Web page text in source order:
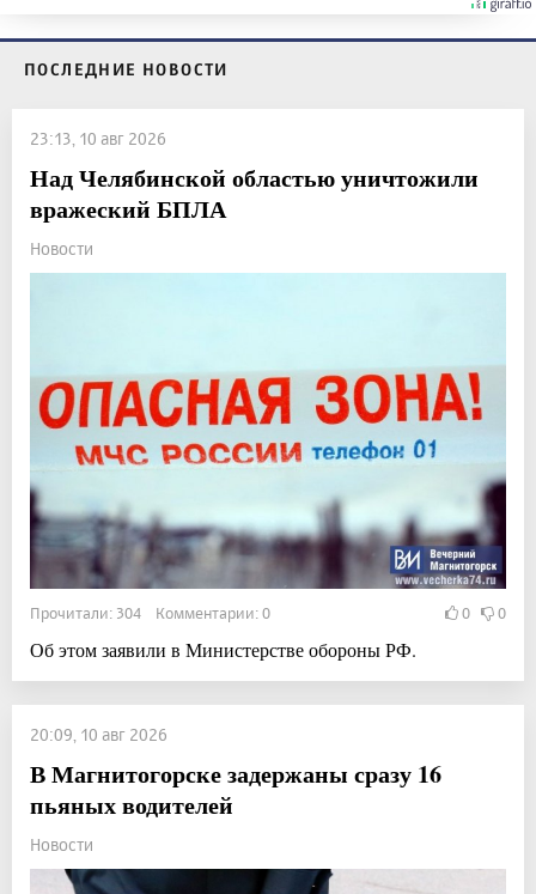
ПОСЛЕДНИЕ НОВОСТИ
23:13, 10 авг 2026
Над Челябинской областью уничтожили
вражеский БПЛА
Новости
Прочитали: 304 Комментарии: 0 0 0
Об этом заявили в Министерстве обороны РФ.
20:09, 10 авг 2026
В Магнитогорске задержаны сразу 16
пьяных водителей
Новости